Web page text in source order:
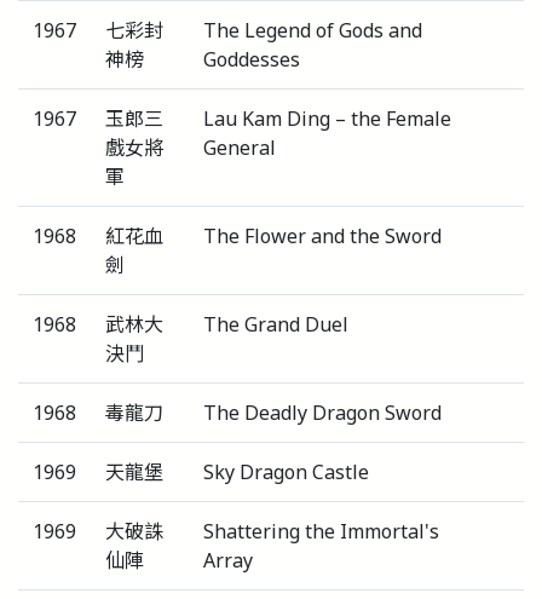
1967
七彩封
神榜
The Legend of Gods and
Goddesses
1967
玉郎三
戲女將
軍
Lau Kam Ding – the Female
General
1968
紅花血
劍
The Flower and the Sword
1968
武林大
決鬥
The Grand Duel
1968 毒龍刀 The Deadly Dragon Sword
1969 天龍堡 Sky Dragon Castle
1969
大破誅
仙陣
Shattering the Immortal's
Array